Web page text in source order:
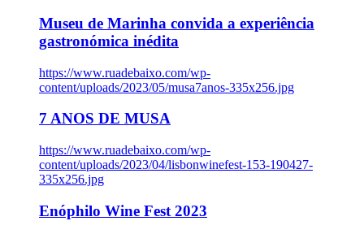
Museu de Marinha convida a experiência
gastronómica inédita
https://www.ruadebaixo.com/wp-
content/uploads/2023/05/musa7anos-335x256.jpg
7 ANOS DE MUSA
https://www.ruadebaixo.com/wp-
content/uploads/2023/04/lisbonwinefest-153-190427-
335x256.jpg
Enóphilo Wine Fest 2023